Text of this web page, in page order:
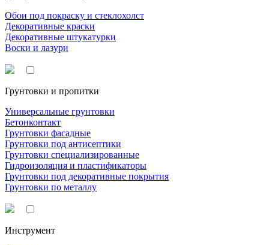
Обои под покраску и стеклохолст
Декоративные краски
Декоративные штукатурки
Воски и лазури
Грунтовки и пропитки
Универсальные грунтовки
Бетонконтакт
Грунтовки фасадные
Грунтовки под антисептики
Грунтовки специализированные
Гидроизоляция и пластификаторы
Грунтовки под декоративные покрытия
Грунтовки по металлу
Инструмент